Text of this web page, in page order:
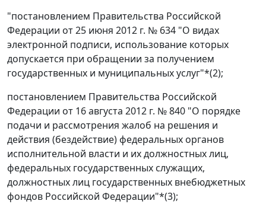
"постановлением Правительства Российской
Федерации от 25 июня 2012 г. № 634 "О видах
электронной подписи, использование которых
допускается при обращении за получением
государственных и муниципальных услуг"*(2);
постановлением Правительства Российской
Федерации от 16 августа 2012 г. № 840 "О порядке
подачи и рассмотрения жалоб на решения и
действия (бездействие) федеральных органов
исполнительной власти и их должностных лиц,
федеральных государственных служащих,
должностных лиц государственных внебюджетных
фондов Российской Федерации"*(3);